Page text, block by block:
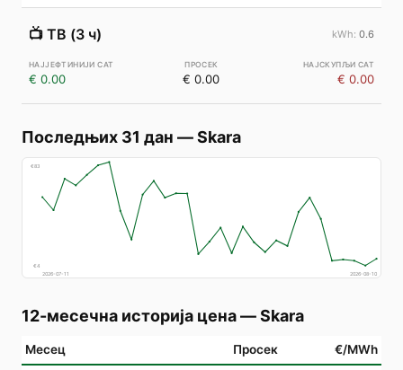
📺 ТВ (3 ч) 0.6
€ 0.00 € 0.00 € 0.00
Последњих 31 дан —Skara
€83
€4
2026-07-11
2026-08-10
12-месечна историја цена—Skara
Месец Просек €/MWh